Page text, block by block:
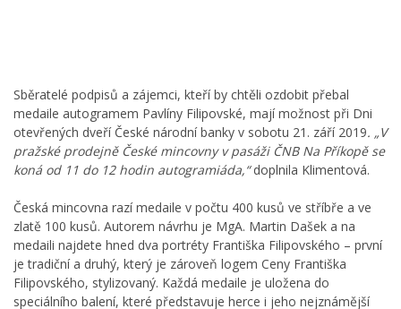
Sběratelé podpisů a zájemci, kteří by chtěli ozdobit přebal
medaile autogramem Pavlíny Filipovské, mají možnost při Dni
otevřených dveří České národní banky v sobotu 21. září 2019. „V
pražské prodejně České mincovny v pasáži ČNB Na Příkopě se
koná od 11 do 12 hodin autogramiáda,“doplnila Klimentová.
Česká mincovna razí medaile v počtu 400 kusů ve stříbře a ve
zlatě 100 kusů. Autorem návrhu je MgA. Martin Dašek a na
medaili najdete hned dva portréty Františka Filipovského – první
je tradiční a druhý, který je zároveň logem Ceny Františka
Filipovského, stylizovaný. Každá medaile je uložena do
speciálního balení, které představuje herce i jeho nejznámější